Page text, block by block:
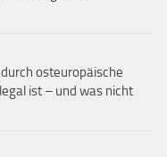
osteuropäische
ist – und was nicht